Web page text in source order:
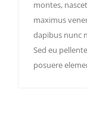
montes,
maximus
dapibus nunc
Sed eu
posuere